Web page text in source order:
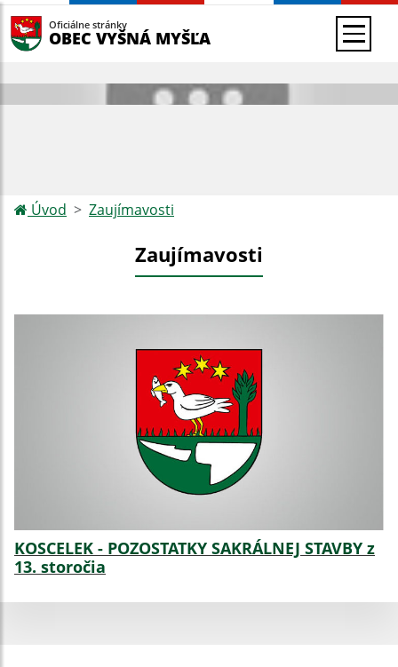
Oficiálne stránky
OBEC VYŠNÁ MYŠĽA
Úvod Zaujímavosti
Zaujímavosti
KOSCELEK - POZOSTATKY SAKRÁLNEJ STAVBY z
13. storočia